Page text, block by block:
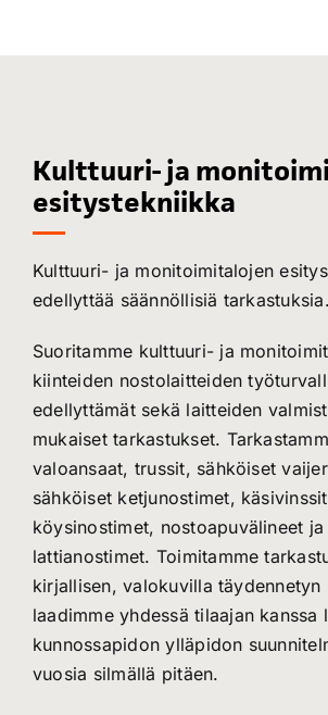
Kulttuuri- ja
esitystekniikka
Kulttuuri- ja monitoimitalojen
edellyttää säännöllisiä tarkastuksia.
Suoritamme kulttuuri- ja
kiinteiden nostolaitteiden
edellyttämät sekä laitteiden
mukaiset tarkastukset.
valoansaat, trussit, sähköiset
sähköiset ketjunostimet,
köysinostimet, nostoapuvälineet
lattianostimet. Toimitamme
kirjallisen, valokuvilla täydennetyn
laadimme yhdessä tilaajan kanssa
kunnossapidon ylläpidon
vuosia silmällä pitäen.